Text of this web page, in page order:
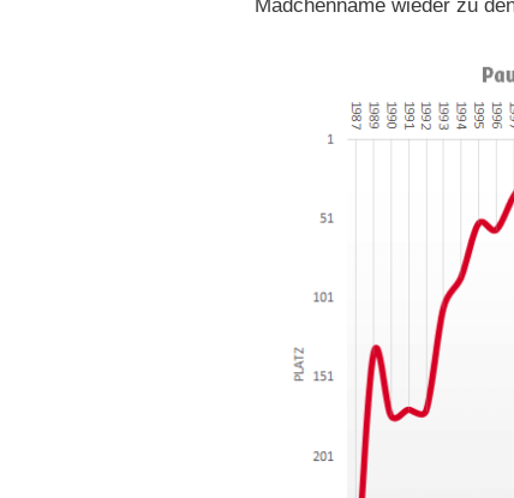
Mädchenname wieder zu